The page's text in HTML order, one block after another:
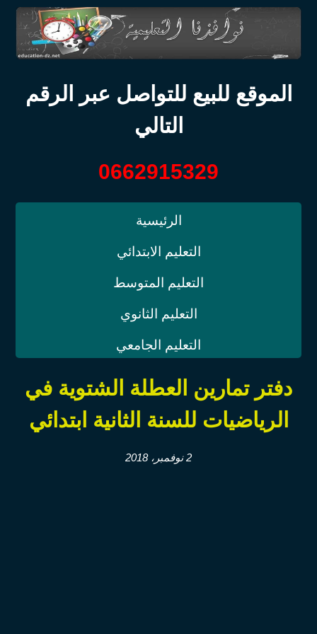
الموقع للبيع للتواصل عبر الرقم
التالي
0662915329
الرئيسية
التعليم الابتدائي
التعليم المتوسط
التعليم الثانوي
التعليم الجامعي
دفتر تمارين العطلة الشتوية في
الرياضيات للسنة الثانية ابتدائي
2 نوفمبر، 2018